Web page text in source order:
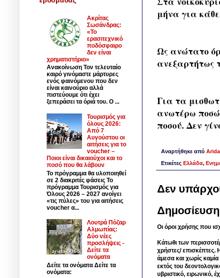
μήνα για
Ως ανώτατο
ανεξαρτήτως
Για τα
ανωτέρω
ποσού. Δεν
Αναρτήθηκε από
Ετικέτες Ελλάδα,
Δεν
Οι όροι χρήσης που
Κάτωθι των
χρήστες/ επισκέπτες.
άμεσα και χωρίς
εκτός του
υβριστικό, ειρωνικό,
Ακρίτας
Σωσάνδρας:
«Το
ερασιτεχνικό
ποδόσφαιρο
δεν είναι
χρηματιστήριο»
Ανακοίνωση Τον τελευταίο
καιρό γινόμαστε μάρτυρες
ενός φαινόμενου που δεν
είναι καινούριο αλλά
πιστεύουμε ότι έχει
ξεπεράσει τα όριά του. Ο ...
Τουρισμός για
όλους 2026:
Από 7
Αυγούστου οι
αιτήσεις για το
voucher –
Ποιοι είναι δικαιούχοι και το
ποσό που θα λάβουν
Το πρόγραμμα θα υλοποιηθεί
σε 2 διακριτές φάσεις Το
πρόγραμμα Τουρισμός για
Όλους 2026 – 2027 ανοίγει
«τις πύλες» του για αιτήσεις
voucher α...
Λουτρά Πόζαρ
Αλμωπίας:
Δύο νέες
προσλήψεις -
Δείτε τα
ονόματα
Δείτε τα ονόματα Δείτε τα
ονόματα: